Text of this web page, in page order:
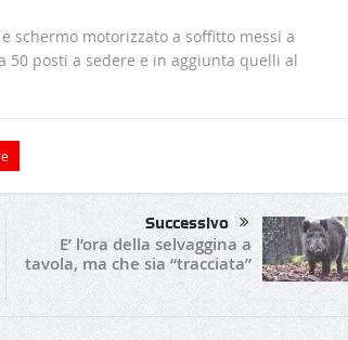
schermo motorizzato a soffitto messi a
50 posti a sedere e in aggiunta quelli al
Successivo
E’ l’ora della selvaggina a
tavola, ma che sia “tracciata”